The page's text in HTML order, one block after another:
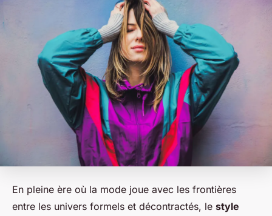
En pleine ère où la mode joue avec les frontières
entre les univers formels et décontractés, le style